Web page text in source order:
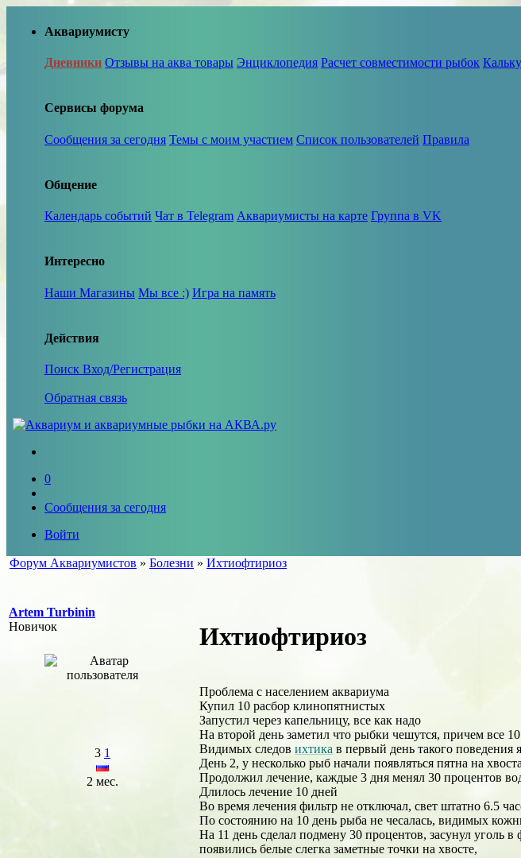
Аквариумисту
Дневники Отзывы на аква товары Энциклопедия Расчет совместимости рыбок
Сервисы форума
Сообщения за сегодня Темы с моим участием Список пользователей Правила
Общение
Календарь событий Чат в Telegram Аквариумисты на карте Группа в VK
Интересно
Наши Магазины Мы все :) Игра на память
Действия
Поиск Вход/Регистрация
Обратная связь
0
Сообщения за сегодня
Войти
Форум Аквариумистов » Болезни » Ихтиофтириоз
Artem Turbinin
Новичок
3 1
2 мес.
Ихтиофтириоз
Проблема с населением аквариума
Купил 10 расбор клинопятнистых
Запустил через капельницу, все как надо
На второй день заметил что рыбки чешутся, причем все
Видимых следов ихтика в первый день такого поведения
День 2, у несколько рыб начали появляться пятна на
Продолжил лечение, каждые 3 дня менял 30 процентов
Длилось лечение 10 дней
Во время лечения фильтр не отключал, свет штатно 6.5
По состоянию на 10 день рыба не чесалась, видимых
На 11 день сделал подмену 30 процентов, засунул уголь
появились белые слегка заметные точки на хвосте,